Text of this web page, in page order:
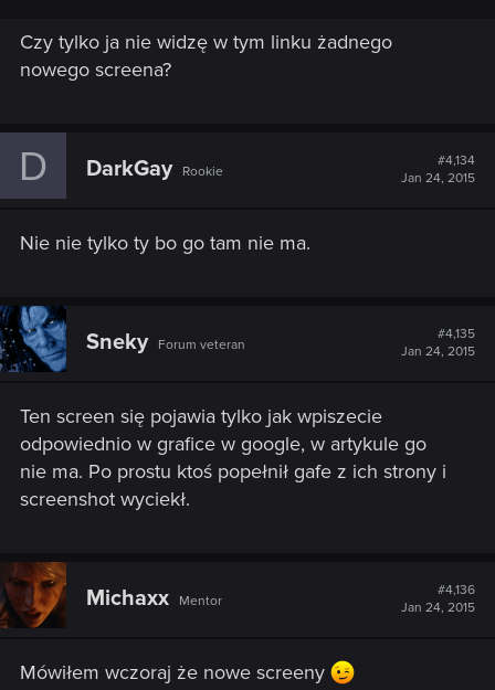
Czy tylko ja nie widzę w tym linku żadnego
nowego screena?
D DarkGay Rookie
#4,134
Jan 24, 2015
Nie nie tylko ty bo go tam nie ma.
Sneky Forum veteran
#4,135
Jan 24, 2015
Ten screen się pojawia tylko jak wpiszecie
odpowiednio w grafice w google, w artykule go
nie ma. Po prostu ktoś popełnił gafe z ich strony i
screenshot wyciekł.
Michaxx Mentor
#4,136
Jan 24, 2015
Mówiłem wczoraj że nowe screeny